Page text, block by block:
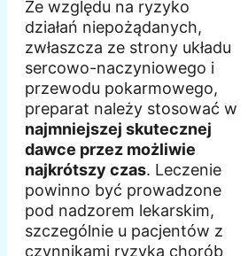
Ze względu na ryzyko
działań niepożądanych,
zwłaszcza ze strony układu
sercowo-naczyniowego i
przewodu pokarmowego,
preparat należy stosować w
najmniejszej skutecznej
dawce przez możliwie
najkrótszy czas. Leczenie
powinno być prowadzone
pod nadzorem lekarskim,
szczególnie u pacjentów z
czynnikami ryzyka chorób